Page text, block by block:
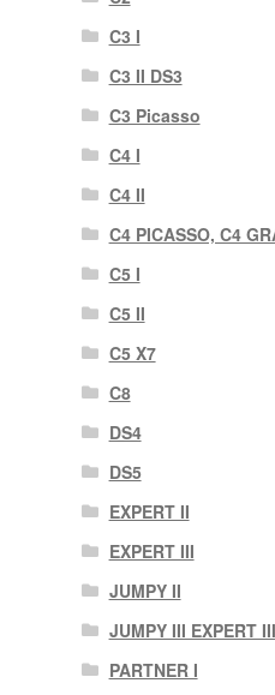
C3 I
C3 II DS3
C3 Picasso
C4 I
C4 II
C4 PICASSO, C4
C5 I
C5 II
C5 X7
C8
DS4
DS5
EXPERT II
EXPERT III
JUMPY II
JUMPY III EXPERT III
PARTNER I